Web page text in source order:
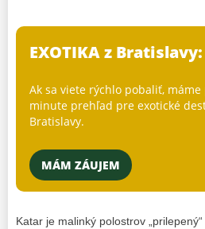
EXOTIKA z
Ak sa viete rýchlo pobaliť,
minute prehľad pre exotické
Bratislavy.
MÁM ZÁUJEM
Katar je malinký polostrov